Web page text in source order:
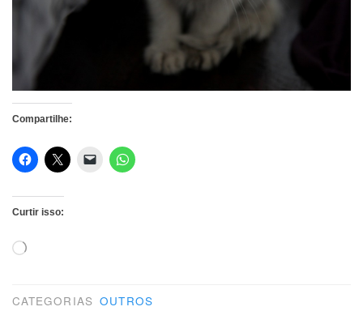
Compartilhe:
Curtir isso:
Carregando...
CATEGORIAS OUTROS